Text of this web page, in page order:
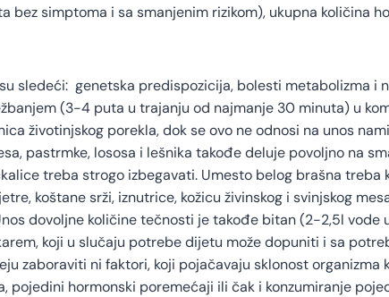
simptoma i sa smanjenim rizikom), ukupna količina
sledeći: genetska predispozicija, bolesti metabolizma i
(3-4 puta u trajanju od najmanje 30 minuta) u
životinjskog porekla, dok se ovo ne odnosi na unos
pastrmke, lososa i lešnika takođe deluje povoljno na
treba strogo izbegavati. Umesto belog brašna
koštane srži, iznutrice, kožicu živinskog i svinjskog
dovoljne količine tečnosti je takođe bitan (2-2,5l vode
koji u slučaju potrebe dijetu može dopuniti i sa
zaboraviti ni faktori, koji pojačavaju sklonost organizma
pojedini hormonski poremećaji ili čak i konzumiranje